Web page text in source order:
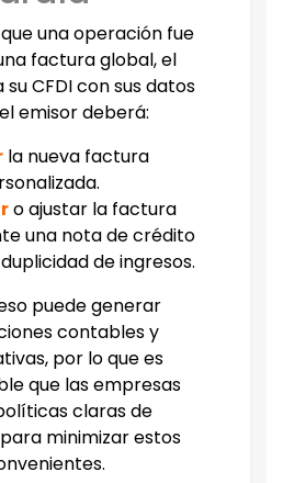
una operación fue
factura global, el
CFDI con sus datos
emisor deberá:
la nueva factura
o ajustar la factura
una nota de crédito
de ingresos.
puede generar
contables y
por lo que es
que las empresas
claras de
minimizar estos